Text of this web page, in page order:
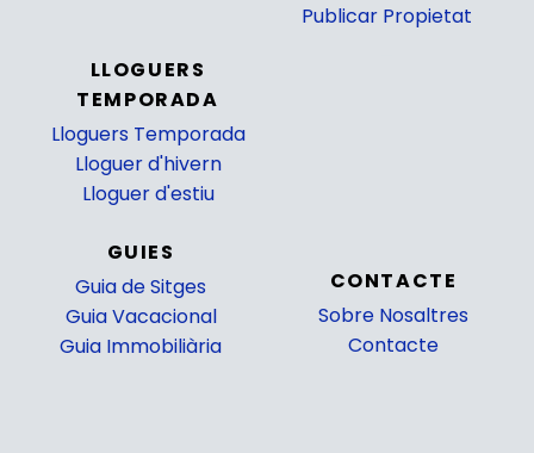
LLOGUERS
TEMPORADA
Lloguers Temporada
Lloguer d'hivern
Lloguer d'estiu
Publicar Propietat
GUIES
Guia de Sitges
Guia Vacacional
Guia Immobiliària
CONTACTE
Sobre Nosaltres
Contacte